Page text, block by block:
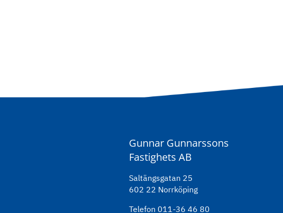
Gunnar Gunnarssons
Fastighets AB
Saltängsgatan 25
602 22 Norrköping
Telefon 011-36 46 80